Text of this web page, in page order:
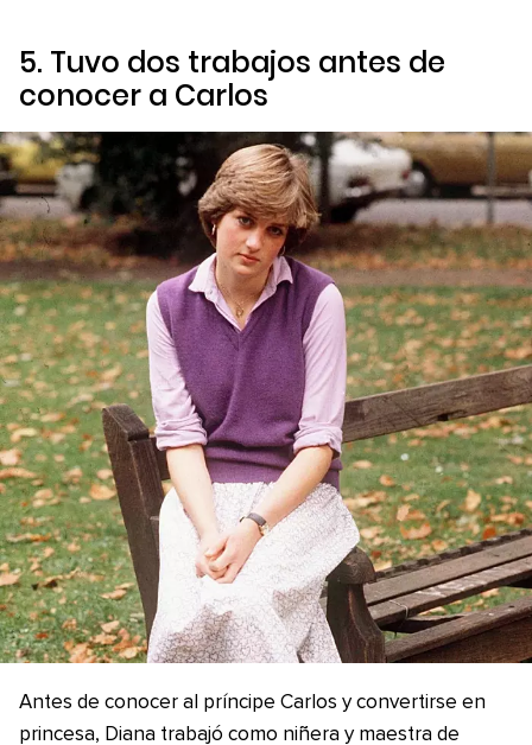
5. Tuvo dos trabajos antes de
conocer a Carlos
Antes de conocer al príncipe Carlos y convertirse en
princesa, Diana trabajó como niñera y maestra de